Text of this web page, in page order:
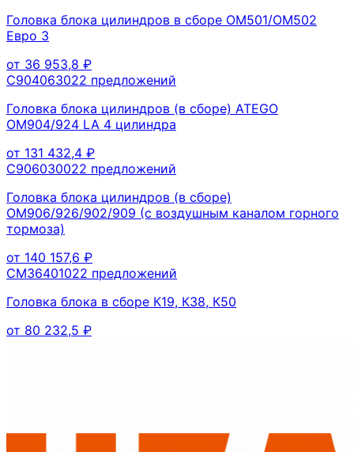
Головка блока цилиндров в сборе OM501/OM502
Евро 3
от 36 953,8 ₽
C904063022 предложений
Головка блока цилиндров (в сборе) ATEGO
OM904/924 LA 4 цилиндра
от 131 432,4 ₽
C906030022 предложений
Головка блока цилиндров (в сборе)
OM906/926/902/909 (с воздушным каналом горного
тормоза)
от 140 157,6 ₽
CM36401022 предложений
Головка блока в сборе К19, К38, К50
от 80 232,5 ₽